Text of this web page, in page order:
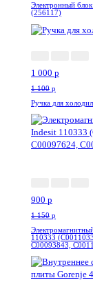
Электронный
(256117)
1 000 p
1 100 p
Ручка для
900 p
1 150 p
110333
C00093843,